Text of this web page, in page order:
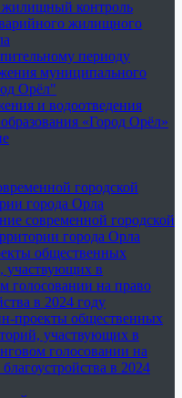
контроль
жилищного
периоду
муниципального
Орёл"
и водоотведения
«Город Орёл»
городской
города Орла
современной городской
города Орла
общественных
участвующих в
голосовании на право
в 2024 году
проекты общественных
участвующих в
голосовании на
в 2024